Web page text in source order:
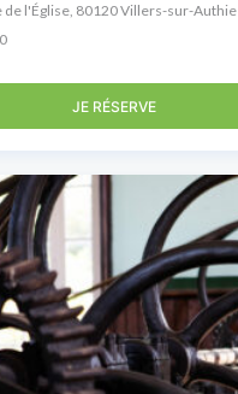
de l'Église, 80120 Villers-sur-Authie
JE RÉSERVE